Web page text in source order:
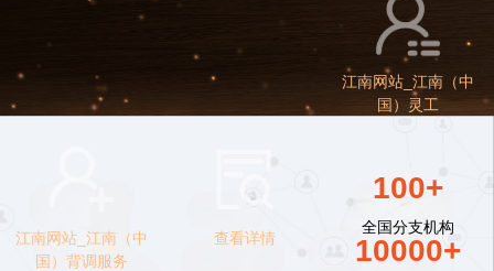
江南网站_江南（中
国）灵工
江南网站_江南（中
国）背调服务
查看详情
100+
全国分支机构
10000+